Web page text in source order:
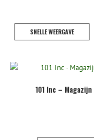
SNELLE WEERGAVE
101 Inc –